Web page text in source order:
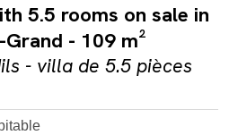
5.5 rooms on sale in
- 109 m²
- villa de 5.5 pièces